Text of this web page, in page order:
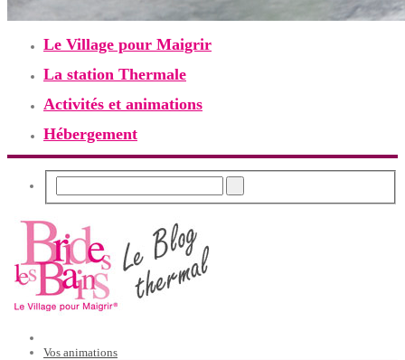
Le Village pour Maigrir
La station Thermale
Activités et animations
Hébergement
Vos animations